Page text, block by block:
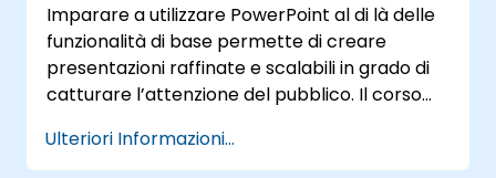
gestire l’ansia, comprendere dinamiche
ambientali durante una presentazione e
mantenere alta la propria energia – assieme
a schemi operativi pronti all’uso anche dopo il
discorso. Si ottiene così un’abilità durevole
Imparare a utilizzare PowerPoint al di là delle
funzionalità di base permette di creare
presentazioni raffinate e scalabili in grado di
catturare l’attenzione del pubblico. Il corso
modelli di slide e di opuscoli, la creazione di
Ulteriori Informazioni...